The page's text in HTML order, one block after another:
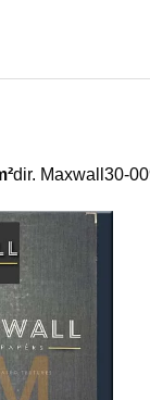
dir. Maxwall30-